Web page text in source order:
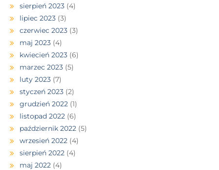
sierpień 2023 (4)
lipiec 2023 (3)
czerwiec 2023 (3)
maj 2023 (4)
kwiecień 2023 (6)
marzec 2023 (5)
luty 2023 (7)
styczeń 2023 (2)
grudzień 2022 (1)
listopad 2022 (6)
październik 2022 (5)
wrzesień 2022 (4)
sierpień 2022 (4)
maj 2022 (4)